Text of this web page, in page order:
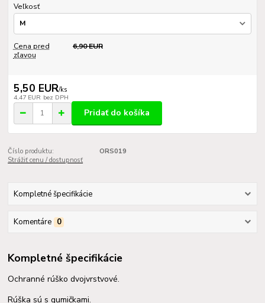
Veľkosť
Cena pred
zľavou
6,90 EUR
5,50 EUR/ks
4,47 EUR bez DPH
Pridať do košíka
Číslo produktu:
ORS019
Strážiť cenu / dostupnosť
Kompletné špecifikácie
Komentáre 0
Kompletné špecifikácie
Ochranné rúško dvojvrstvové.
Rúška sú s gumičkami.